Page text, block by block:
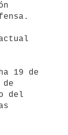
19 de
de
del